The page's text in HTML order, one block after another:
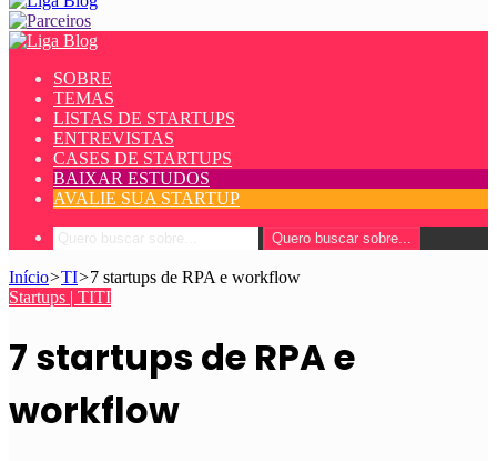
SOBRE
TEMAS
LISTAS DE STARTUPS
ENTREVISTAS
CASES DE STARTUPS
BAIXAR ESTUDOS
AVALIE SUA STARTUP
Quero buscar sobre...
Início>TI>7 startups de RPA e workflow
Startups | TITI
7 startups de RPA e
workflow